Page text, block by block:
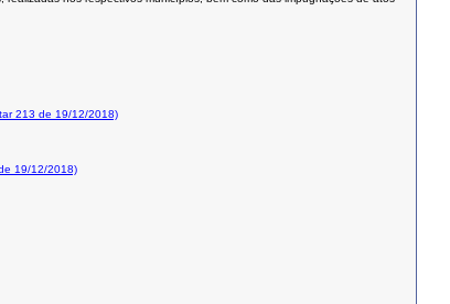
213 de 19/12/2018)
19/12/2018)